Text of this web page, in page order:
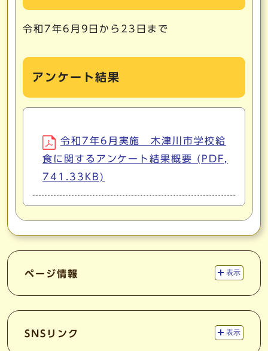
令和7年6月9日から23日まで
アンケート結果
令和7年6月実施 木津川市学校給
食に関するアンケート結果概要 (PDF,
741.33KB)
ページ情報 表示
SNSリンク 表示